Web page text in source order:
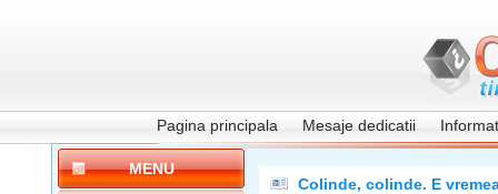
Pagina principala Mesaje dedicatii
MENU
Colinde, colinde. E